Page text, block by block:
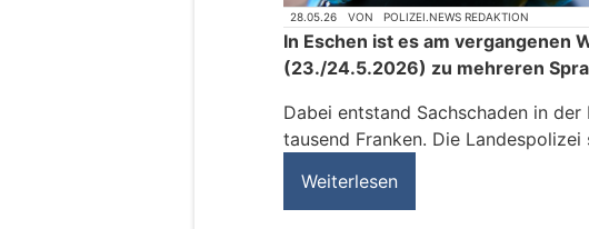
28.05.26 VON POLIZEI.NEWS REDAKTION
In Eschen ist es am vergangenen
(23./24.5.2026) zu mehreren
Dabei entstand Sachschaden in
tausend Franken. Die Landespolizei
Weiterlesen